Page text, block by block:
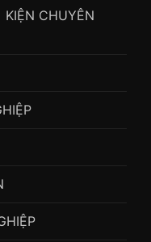
CHUYÊN